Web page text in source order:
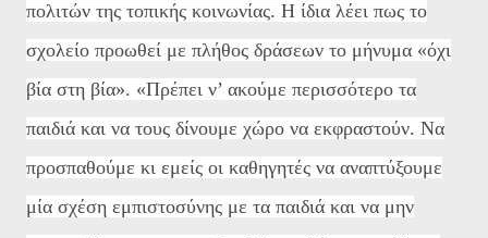
πολιτών της τοπικής κοινωνίας. Η ίδια λέει πως το
σχολείο προωθεί με πλήθος δράσεων το μήνυμα «όχι
βία στη βία». «Πρέπει ν’ ακούμε περισσότερο τα
παιδιά και να τους δίνουμε χώρο να εκφραστούν. Να
προσπαθούμε κι εμείς οι καθηγητές να αναπτύξουμε
μία σχέση εμπιστοσύνης με τα παιδιά και να μην